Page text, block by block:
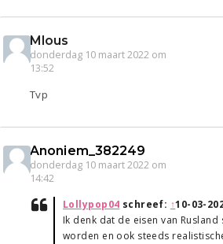
Mlous
donderdag 10 maart 2022 om
13:52
Tvp
Anoniem_382249
donderdag 10 maart 2022 om
14:42
Lollypop04 schreef: ↑10-03-
Ik denk dat de eisen van
worden en ook steeds